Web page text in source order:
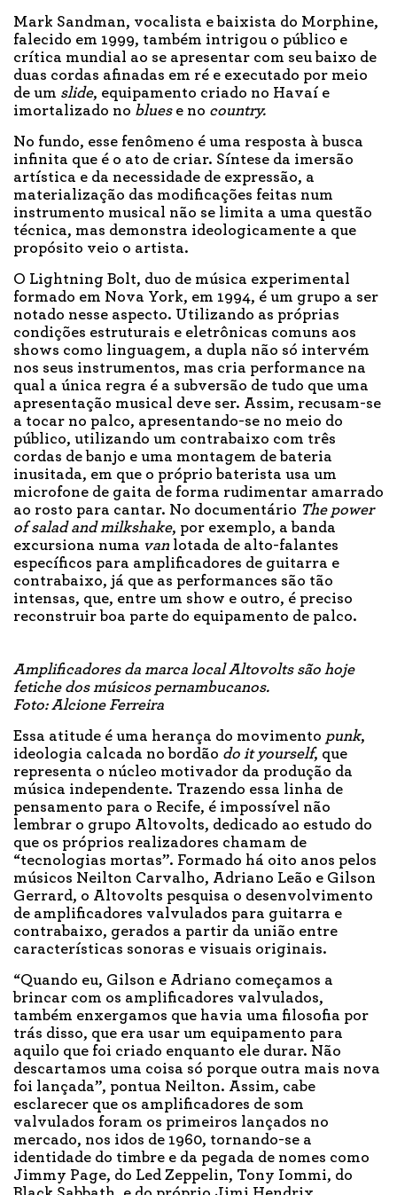
Mark Sandman, vocalista e baixista do Morphine,
falecido em 1999, também intrigou o público e
crítica mundial ao se apresentar com seu baixo de
duas cordas afinadas em ré e executado por meio
de um slide, equipamento criado no Havaí e
imortalizado no bluese no country.
No fundo, esse fenômeno é uma resposta à busca
infinita que é o ato de criar. Síntese da imersão
artística e da necessidade de expressão, a
materialização das modificações feitas num
instrumento musical não se limita a uma questão
técnica, mas demonstra ideologicamente a que
propósito veio o artista.
O Lightning Bolt, duo de música experimental
formado em Nova York, em 1994, é um grupo a ser
notado nesse aspecto. Utilizando as próprias
condições estruturais e eletrônicas comuns aos
shows como linguagem, a dupla não só intervém
nos seus instrumentos, mas cria performance na
qual a única regra é a subversão de tudo que uma
apresentação musical deve ser. Assim, recusam-se
a tocar no palco, apresentando-se no meio do
público, utilizando um contrabaixo com três
cordas de banjo e uma montagem de bateria
inusitada, em que o próprio baterista usa um
microfone de gaita de forma rudimentar amarrado
ao rosto para cantar. No documentário The power
of salad and milkshake, por exemplo, a banda
excursiona numa van lotada de alto-falantes
específicos para amplificadores de guitarra e
contrabaixo, já que as performances são tão
intensas, que, entre um show e outro, é preciso
reconstruir boa parte do equipamento de palco.
Amplificadores da marca local Altovolts são hoje
fetiche dos músicos pernambucanos.
Foto: Alcione Ferreira
Essa atitude é uma herança do movimento punk,
ideologia calcada no bordão do it yourself, que
representa o núcleo motivador da produção da
música independente. Trazendo essa linha de
pensamento para o Recife, é impossível não
lembrar o grupo Altovolts, dedicado ao estudo do
que os próprios realizadores chamam de
“tecnologias mortas”. Formado há oito anos pelos
músicos Neilton Carvalho, Adriano Leão e Gilson
Gerrard, o Altovolts pesquisa o desenvolvimento
de amplificadores valvulados para guitarra e
contrabaixo, gerados a partir da união entre
características sonoras e visuais originais.
“Quando eu, Gilson e Adriano começamos a
brincar com os amplificadores valvulados,
também enxergamos que havia uma filosofia por
trás disso, que era usar um equipamento para
aquilo que foi criado enquanto ele durar. Não
descartamos uma coisa só porque outra mais nova
foi lançada”, pontua Neilton. Assim, cabe
esclarecer que os amplificadores de som
valvulados foram os primeiros lançados no
mercado, nos idos de 1960, tornando-se a
identidade do timbre e da pegada de nomes como
Jimmy Page, do Led Zeppelin, Tony Iommi, do